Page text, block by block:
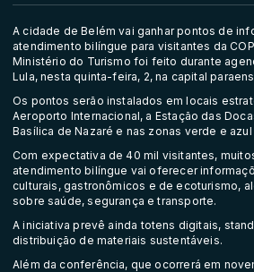
A cidade de Belém vai ganhar pontos de
atendimento bilíngue para visitantes da
Ministério do Turismo foi feito durante
Lula, nesta quinta-feira, 2, na capital
Os pontos serão instalados em locais
Aeroporto Internacional, a Estação das
Basílica de Nazaré e nas zonas verde e azul
Com expectativa de 40 mil visitantes,
atendimento bilíngue vai oferecer
culturais, gastronômicos e de ecoturismo,
sobre saúde, segurança e transporte.
A iniciativa prevê ainda totens digitais,
distribuição de materiais sustentáveis.
Além da conferência, que ocorrerá em